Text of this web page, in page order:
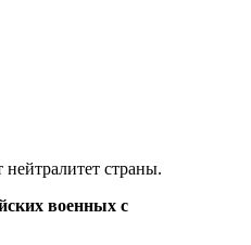
страны.
военных с